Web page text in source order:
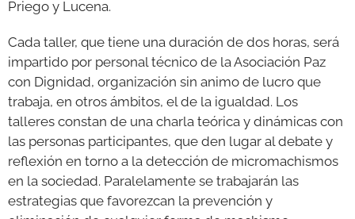
Priego y Lucena.
Cada taller, que tiene una duración de dos horas, será
impartido por personal técnico de la Asociación Paz
con Dignidad, organización sin animo de lucro que
trabaja, en otros ámbitos, el de la igualdad. Los
talleres constan de una charla teórica y dinámicas con
las personas participantes, que den lugar al debate y
reflexión en torno a la detección de micromachismos
en la sociedad. Paralelamente se trabajarán las
estrategias que favorezcan la prevención y